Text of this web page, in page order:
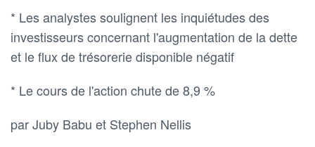
* Les analystes soulignent les inquiétudes des
investisseurs concernant l'augmentation de la dette
et le flux de trésorerie disponible négatif
* Le cours de l'action chute de 8,9 %
par Juby Babu et Stephen Nellis